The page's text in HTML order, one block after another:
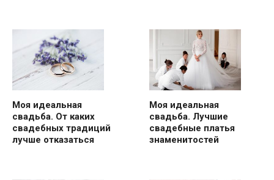
Моя идеальная
свадьба. От каких
свадебных традиций
лучше отказаться
Моя идеальная
свадьба. Лучшие
свадебные платья
знаменитостей